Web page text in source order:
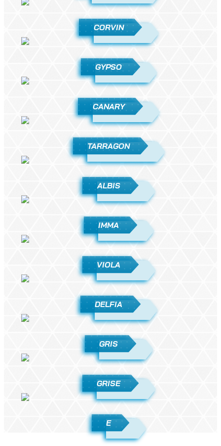
CORVIN
GYPSO
CANARY
TARRAGON
ALBIS
IMMA
VIOLA
DELFIA
GRIS
GRISE
E